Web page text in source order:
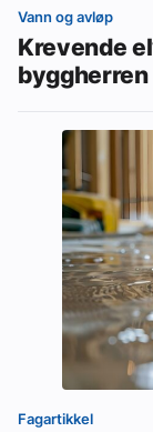
Vann og avløp
Krevende
Fagartikkel